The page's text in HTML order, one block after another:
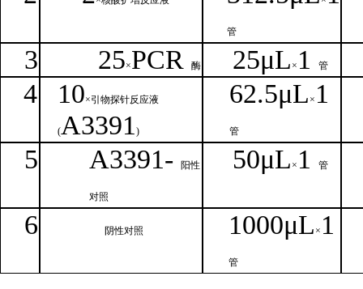
管
3 25×PCR 酶 25μL × 1 管
4 10×引物探针反应液
(A3391)
62.5μL × 1
管
5 A3391- 阳性
对照
50μL × 1管
6 阴性对照 1000μL × 1
管